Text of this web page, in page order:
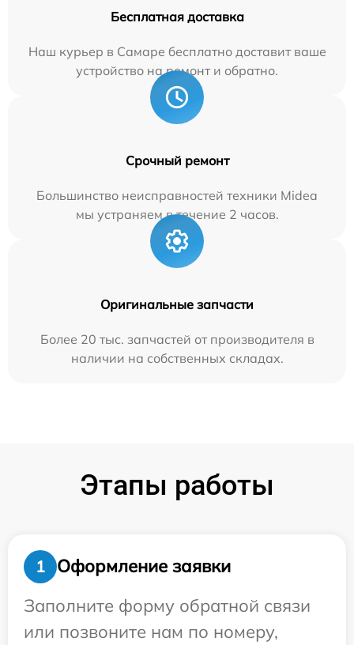
Бесплатная доставка
Наш курьер в Самаре бесплатно доставит ваше
устройство на ремонт и обратно.
Срочный ремонт
Большинство неисправностей техники Midea
мы устраняем в течение 2 часов.
Оригинальные запчасти
Более 20 тыс. запчастей от производителя в
наличии на собственных складах.
Этапы работы
1
Оформление заявки
Заполните форму обратной связи
или позвоните нам по номеру,